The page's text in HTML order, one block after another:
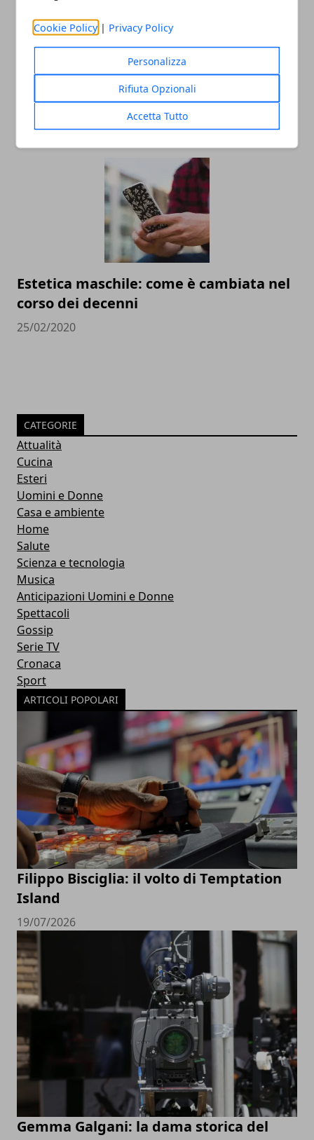
Cookie Policy | Privacy Policy
Personalizza
Rifiuta Opzionali
Accetta Tutto
I passatempi preferiti degli italiani
25/11/2020
Estetica maschile: come è cambiata nel
corso dei decenni
25/02/2020
CATEGORIE
Attualità
Cucina
Esteri
Uomini e Donne
Casa e ambiente
Home
Salute
Scienza e tecnologia
Musica
Anticipazioni Uomini e Donne
Spettacoli
Gossip
Serie TV
Cronaca
Sport
ARTICOLI POPOLARI
Filippo Bisciglia: il volto di Temptation
Island
19/07/2026
Gemma Galgani: la dama storica del